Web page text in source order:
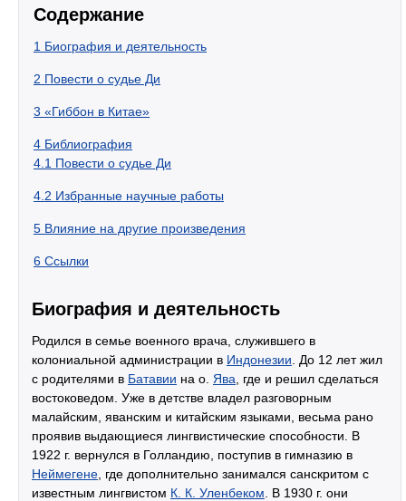
Содержание
1 Биография и деятельность
2 Повести о судье Ди
3 «Гиббон в Китае»
4 Библиография
4.1 Повести о судье Ди
4.2 Избранные научные работы
5 Влияние на другие произведения
6 Ссылки
Биография и деятельность
Родился в семье военного врача, служившего в
колониальной администрации в Индонезии . До 12 лет жил
с родителями в Батавии на о. Ява , где и решил сделаться
востоковедом. Уже в детстве владел разговорным
малайским, яванским и китайским языками, весьма рано
проявив выдающиеся лингвистические способности. В
1922 г. вернулся в Голландию, поступив в гимназию в
Неймегене , где дополнительно занимался санскритом с
известным лингвистом К. К. Уленбеком . В 1930 г. они